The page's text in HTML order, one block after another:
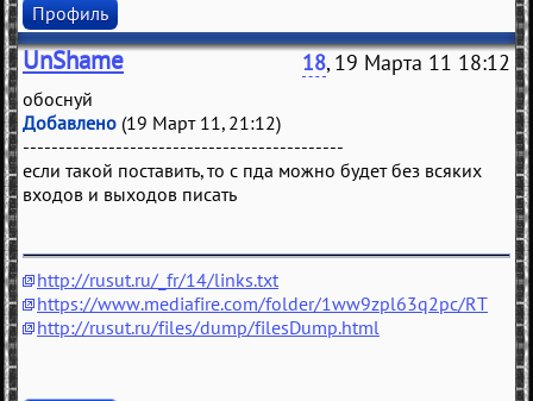
Профиль
UnShame 18, 19 Марта 11 18:12
обоснуй
Добавлено (19 Март 11, 21:12)
---------------------------------------------
если такой поставить, то с пда можно будет без всяких
входов и выходов писать
http://rusut.ru/_fr/14/links.txt
https://www.mediafire.com/folder/1ww9zpl63q2pc/RT
http://rusut.ru/files/dump/filesDump.html